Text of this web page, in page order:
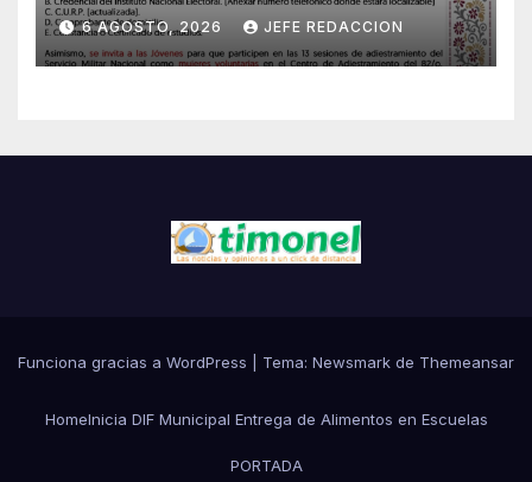
documentos para obtener La
Catilla del Servicio Militar
Nacional
6 AGOSTO, 2026 JEFE REDACCION
Funciona gracias a WordPress Tema: Newsmark de Themeansar
HomeInicia DIF Municipal Entrega de Alimentos en Escuelas
PORTADA